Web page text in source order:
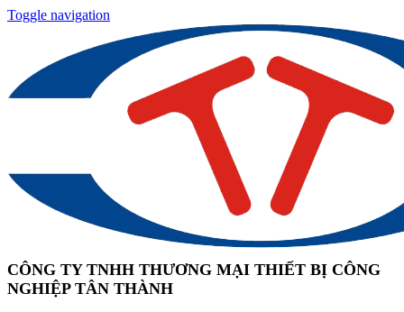
Toggle navigation
CÔNG TY TNHH THƯƠNG MẠI THIẾT BỊ CÔNG
NGHIỆP TÂN THÀNH